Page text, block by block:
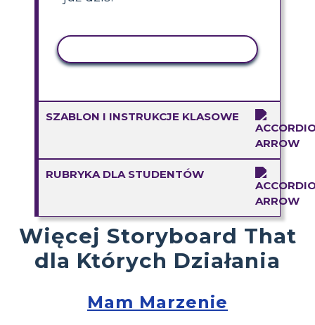
SZABLON I INSTRUKCJE KLASOWE
RUBRYKA DLA STUDENTÓW
Więcej Storyboard That
dla Których Działania
Mam Marzenie